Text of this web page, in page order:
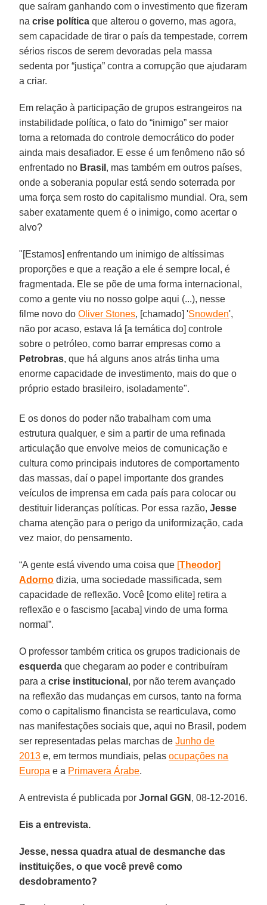
que saíram ganhando com o investimento que fizeram
nacrise política que alterou o governo, mas agora,
sem capacidade de tirar o país da tempestade, correm
sérios riscos de serem devoradas pela massa
sedenta por “justiça” contra a corrupção que ajudaram
a criar.
Em relação à participação de grupos estrangeiros na
instabilidade política, o fato do “inimigo” ser maior
torna a retomada do controle democrático do poder
ainda mais desafiador. E esse é um fenômeno não só
enfrentado no Brasil , mas também em outros países,
onde a soberania popular está sendo soterrada por
uma força sem rosto do capitalismo mundial. Ora, sem
saber exatamente quem é o inimigo, como acertar o
alvo?
"[Estamos] enfrentando um inimigo de altíssimas
proporções e que a reação a ele é sempre local, é
fragmentada. Ele se põe de uma forma internacional,
como a gente viu no nosso golpe aqui (...), nesse
filme novo doOliver Stones, [chamado] 'Snowden',
não por acaso, estava lá [a temática do] controle
sobre o petróleo, como barrar empresas como a
Petrobras, que há alguns anos atrás tinha uma
enorme capacidade de investimento, mais do que o
próprio estado brasileiro, isoladamente".
E os donos do poder não trabalham com uma
estrutura qualquer, e sim a partir de uma refinada
articulação que envolve meios de comunicação e
cultura como principais indutores de comportamento
das massas, daí o papel importante dos grandes
veículos de imprensa em cada país para colocar ou
destituir lideranças políticas. Por essa razão,Jesse
chama atenção para o perigo da uniformização, cada
vez maior, do pensamento.
“A gente está vivendo uma coisa que [Theodor]
Adorno dizia, uma sociedade massificada, sem
capacidade de reflexão. Você [como elite] retira a
reflexão e o fascismo [acaba] vindo de uma forma
normal”.
O professor também critica os grupos tradicionais de
esquerda que chegaram ao poder e contribuíram
para acrise institucional , por não terem avançado
na reflexão das mudanças em cursos, tanto na forma
como o capitalismo financista se rearticulava, como
nas manifestações sociais que, aqui no Brasil, podem
ser representadas pelas marchas deJunho de
2013 e, em termos mundiais, pelasocupações na
Europa e a Primavera Árabe.
A entrevista é publicada porJornal GGN , 08-12-2016.
Eis a entrevista.
Jesse, nessa quadra atual de desmanche das
instituições, o que você prevê como
desdobramento?